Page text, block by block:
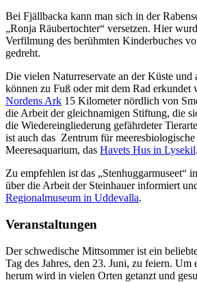
Bei Fjällbacka kann man sich in der
„Ronja Räubertochter“ versetzen. Hier
Verfilmung des berühmten Kinderbuches
gedreht.
Die vielen Naturreservate an der Küste und
können zu Fuß oder mit dem Rad erkundet
Nordens Ark 15 Kilometer nördlich von
die Arbeit der gleichnamigen Stiftung, die
die Wiedereingliederung gefährdeter
ist auch das Zentrum für
Meeresaquarium, das Havets Hus in Lysekil.
Zu empfehlen ist das „Stenhuggarmuseet“
über die Arbeit der Steinhauer informiert
Regionalmuseum in Uddevalla.
Veranstaltungen
Der schwedische Mittsommer ist ein
Tag des Jahres, den 23. Juni, zu feiern. Um
herum wird in vielen Orten getanzt und